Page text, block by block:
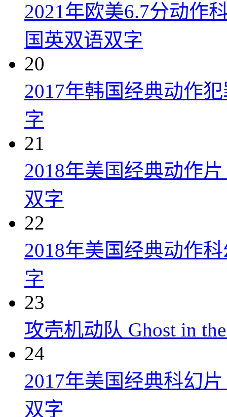
2021年欧美6.7分动作
国英双语双字
20
2017年韩国经典动作
字
21
2018年美国经典动作
双字
22
2018年美国经典动作
字
23
攻壳机动队 Ghost in
24
2017年美国经典科幻
双字